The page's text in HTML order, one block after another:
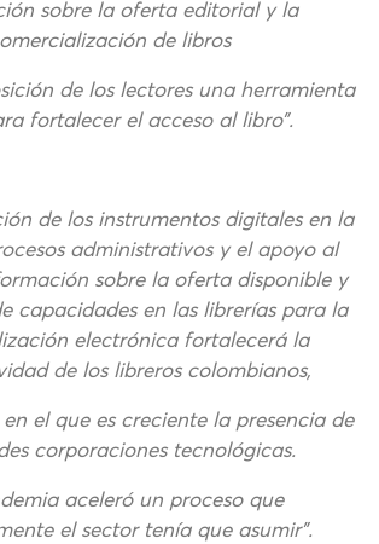
sobre la oferta editorial y la
de libros
de los lectores una herramienta
fortalecer el acceso al libro”.
de los instrumentos digitales en la
administrativos y el apoyo al
sobre la oferta disponible y
capacidades en las librerías para la
electrónica fortalecerá la
de los libreros colombianos,
el que es creciente la presencia de
corporaciones tecnológicas.
aceleró un proceso que
el sector tenía que asumir”.